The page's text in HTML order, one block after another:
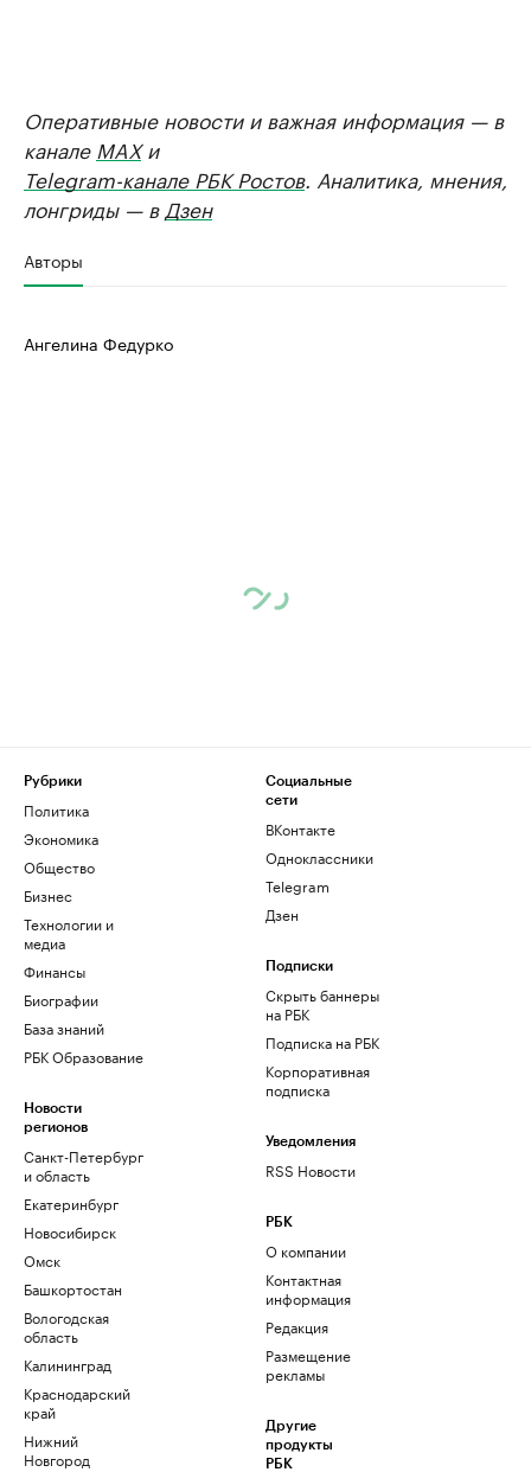
Оперативные новости и важная информация — в
канале MAXи
Telegram-канале РБК Ростов. Аналитика, мнения,
лонгриды — в Дзен
Авторы
Ангелина Федурко
Рубрики
Политика
Экономика
Общество
Бизнес
Технологии и
медиа
Финансы
Биографии
База знаний
РБК Образование
Новости
регионов
Санкт-Петербург
и область
Екатеринбург
Новосибирск
Омск
Башкортостан
Вологодская
область
Калининград
Краснодарский
край
Нижний
Новгород
Социальные
сети
ВКонтакте
Одноклассники
Telegram
Дзен
Подписки
Скрыть баннеры
на РБК
Подписка на РБК
Корпоративная
подписка
Уведомления
RSS Новости
РБК
О компании
Контактная
информация
Редакция
Размещение
рекламы
Другие
продукты
РБК